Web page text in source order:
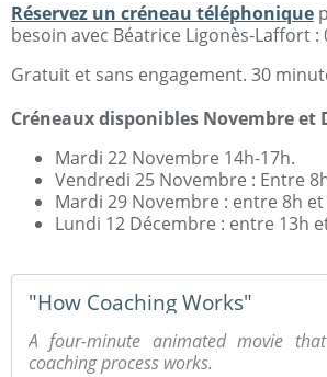
Réservez un créneau téléphonique
besoin avec Béatrice Ligonès-Laffort :
Gratuit et sans engagement. 30
Créneaux disponibles Novembre et
Mardi 22 Novembre 14h-17h.
Vendredi 25 Novembre : Entre
Mardi 29 Novembre : entre 8h et
Lundi 12 Décembre : entre 13h
"How Coaching Works"
A four-minute animated movie
coaching process works.